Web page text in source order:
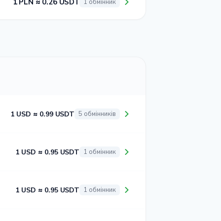
1 PLN ≈ 0.26 USDT 1 обмінник
1 USD ≈ 0.99 USDT 5 обмінників
1 USD ≈ 0.95 USDT 1 обмінник
1 USD ≈ 0.95 USDT 1 обмінник